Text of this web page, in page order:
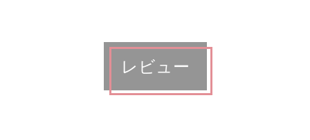
レビュー